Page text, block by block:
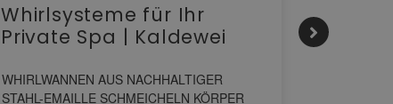
Whirlsysteme für Ihr
Private Spa | Kaldewei
WHIRLWANNEN AUS NACHHALTIGER
STAHL-EMAILLE SCHMEICHELN KÖRPER